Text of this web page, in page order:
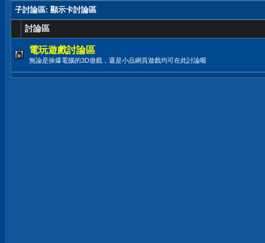
子討論區: 顯示卡討論區
討論區
電玩遊戲討論區
無論是操爆電腦的3D遊戲，還是小品網頁遊戲均可在此討論喔